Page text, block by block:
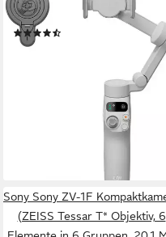
Osmo Mobile 7 Gimbal
ab 79,00 €
lieferbar - am nächsten Werktag
Sony Sony ZV-1F
(ZEISS Tessar T* Objektiv, 6